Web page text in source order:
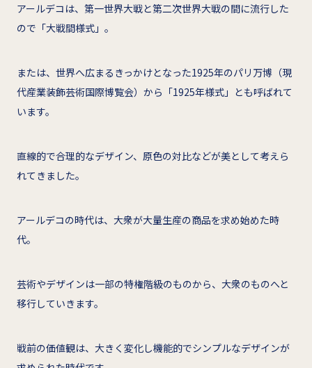
アールデコは、第一世界大戦と第二次世界大戦の間に流行した
ので「大戦間様式」。
または、世界へ広まるきっかけとなった1925年のパリ万博（現
代産業装飾芸術国際博覧会）から「1925年様式」とも呼ばれて
います。
直線的で合理的なデザイン、原色の対比などが美として考えら
れてきました。
アールデコの時代は、大衆が大量生産の商品を求め始めた時
代。
芸術やデザインは一部の特権階級のものから、大衆のものへと
移行していきます。
戦前の価値観は、大きく変化し機能的でシンプルなデザインが